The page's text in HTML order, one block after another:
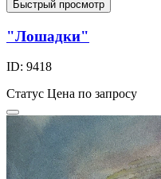
Быстрый просмотр
"Лошадки"
ID: 9418
Статус Цена по запросу